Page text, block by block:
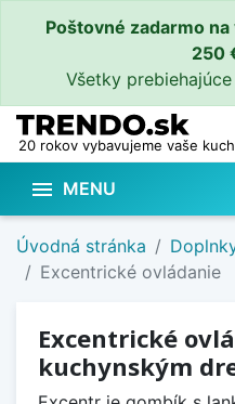
Poštovné zadarmo
250
Všetky
20 rokov vybavujeme vaše
 MENU
Úvodná stránka
Excentrické ovládanie
Excentrické
kuchynským